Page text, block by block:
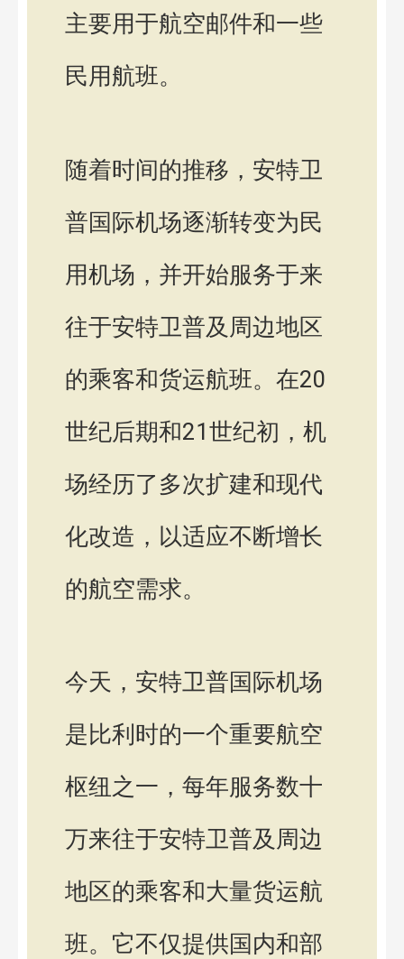
主要用于航空邮件和一些
民用航班。
随着时间的推移，安特卫
普国际机场逐渐转变为民
用机场，并开始服务于来
往于安特卫普及周边地区
的乘客和货运航班。在20
世纪后期和21世纪初，机
场经历了多次扩建和现代
化改造，以适应不断增长
的航空需求。
今天，安特卫普国际机场
是比利时的一个重要航空
枢纽之一，每年服务数十
万来往于安特卫普及周边
地区的乘客和大量货运航
班。它不仅提供国内和部